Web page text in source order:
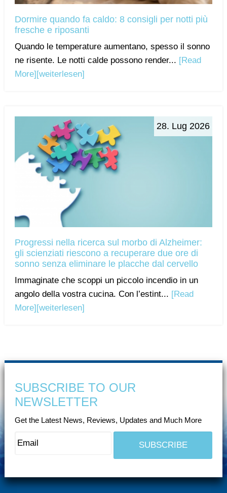
Dormire quando fa caldo: 8 consigli per notti più
fresche e riposanti
Quando le temperature aumentano, spesso il sonno
ne risente. Le notti calde possono render... [Read
More] [weiterlesen]
28. Lug 2026
Progressi nella ricerca sul morbo di Alzheimer:
gli scienziati riescono a recuperare due ore di
sonno senza eliminare le placche dal cervello
Immaginate che scoppi un piccolo incendio in un
angolo della vostra cucina. Con l’estint... [Read
More][weiterlesen]
SUBSCRIBE TO OUR
NEWSLETTER
Get the Latest News, Reviews, Updates and Much More